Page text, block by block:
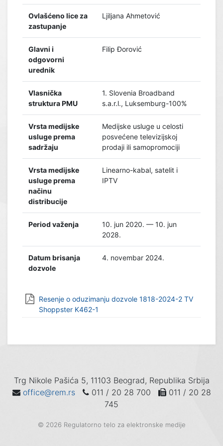
Ovlašćeno lice za
zastupanje
Ljiljana Ahmetović
Glavni i
odgovorni
urednik
Filip Đorović
Vlasnička
struktura PMU
1. Slovenia Broadband
s.a.r.l., Luksemburg-100%
Vrsta medijske
usluge prema
sadržaju
Medijske usluge u celosti
posvećene televizijskoj
prodaji ili samopromociji
Vrsta medijske
usluge prema
načinu
distribucije
Linearno-kabal, satelit i
IPTV
Period važenja
10. jun 2020. — 10. jun
2028.
Datum brisanja
dozvole
4. novembar 2024.
Resenje o oduzimanju dozvole 1818-2024-2 TV
Shoppster K462-1
Trg Nikole Pašića 5, 11103 Beograd, Republika Srbija
office@rem.rs
011 / 20 28 700
011 / 20 28
745
© 2026 Regulatorno telo za elektronske medije